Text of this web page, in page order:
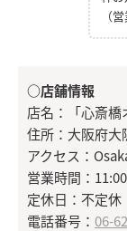
（
○店舗情報
店名：「心斎橋
住所：大阪府大
アクセス：
営業時間：
定休日：不定休
電話番号： 06-